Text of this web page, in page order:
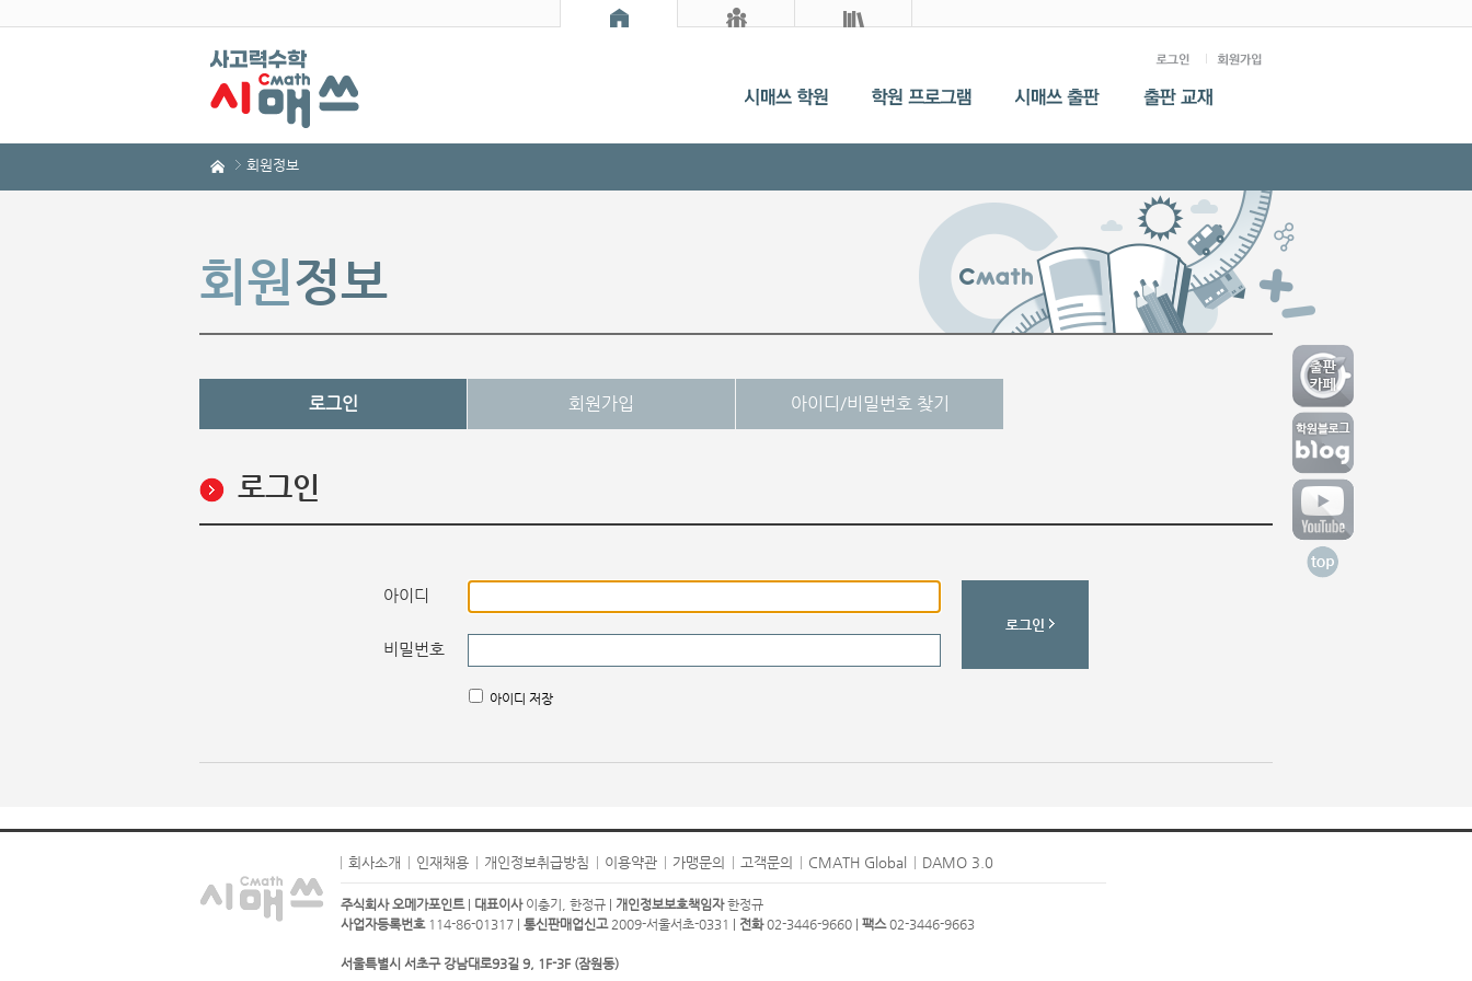
회원정보
회원정보
로그인 회원가입 아이디/비밀번호 찾기
로그인
아이디
비밀번호
로그인
아이디 저장
회사소개 인재채용 개인정보취급방침 이용약관 가맹문의 고객문의 CMATH Global DAMO 3.0
주식회사 오메가포인트| 대표이사이충기, 한정규 | 개인정보보호책임자한정규
사업자등록번호114-86-01317 | 통신판매업신고2009-서울서초-0331 | 전화02-3446-9660 | 팩스02-3446-9663
서울특별시 서초구 강남대로93길 9, 1F-3F (잠원동)